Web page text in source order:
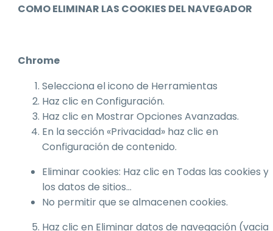
COMO ELIMINAR LAS COOKIES DEL NAVEGADOR
Chrome
Selecciona el icono de Herramientas
Haz clic en Configuración.
Haz clic en Mostrar Opciones Avanzadas.
En la sección «Privacidad» haz clic en
Configuración de contenido.
Eliminar cookies: Haz clic en Todas las cookies y
los datos de sitios…
No permitir que se almacenen cookies.
Haz clic en Eliminar datos de navegación (vaciar